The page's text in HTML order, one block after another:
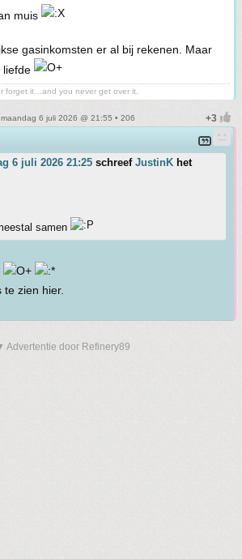
muis
gasinkomsten er al bij rekenen. Maar
liefde
forget it…and you never get over it.
maandag 6 juli 2026 @ 21:55 • 206
6 juli 2026 21:25 schreef JustinK het
samen
zien hier.
Advertentie door Refinery89